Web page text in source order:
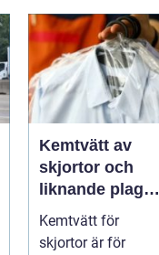
Kemtvätt av
skjortor och
liknande plagg:
Så fungerar
professionell
Kemtvätt för
skjortor är för